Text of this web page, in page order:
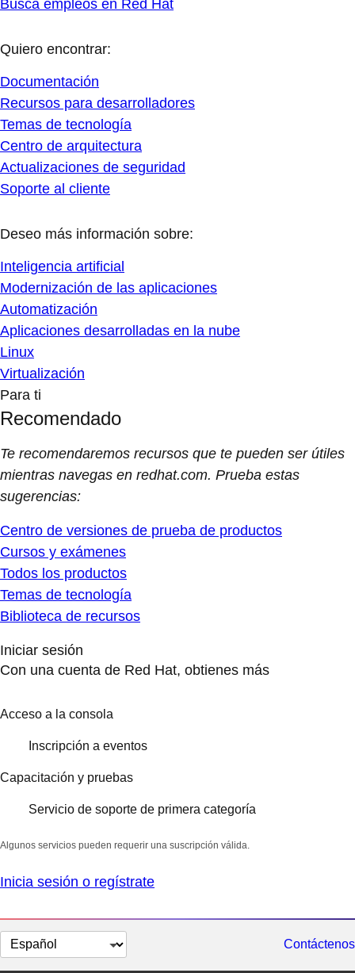
Busca empleos en Red Hat
Quiero encontrar:
Documentación
Recursos para desarrolladores
Temas de tecnología
Centro de arquitectura
Actualizaciones de seguridad
Soporte al cliente
Deseo más información sobre:
Inteligencia artificial
Modernización de las aplicaciones
Automatización
Aplicaciones desarrolladas en la nube
Linux
Virtualización
Para ti
Recomendado
Te recomendaremos recursos que te pueden ser útiles
mientras navegas en redhat.com. Prueba estas
sugerencias:
Centro de versiones de prueba de productos
Cursos y exámenes
Todos los productos
Temas de tecnología
Biblioteca de recursos
Iniciar sesión
Con una cuenta de Red Hat, obtienes más
Acceso a la consola
Inscripción a eventos
Capacitación y pruebas
Servicio de soporte de primera categoría
Algunos servicios pueden requerir una suscripción válida.
Inicia sesión o regístrate
Cambiar
el
Contáctenos